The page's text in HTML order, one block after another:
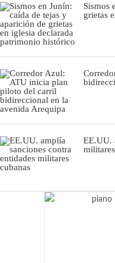
Sismos
grietas
EE.UU.